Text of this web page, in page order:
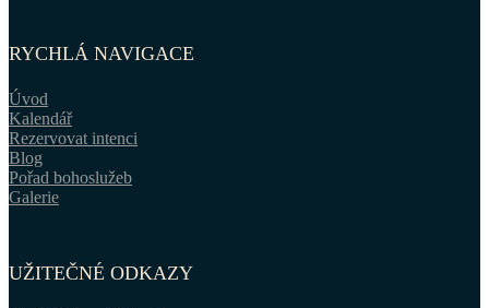
RYCHLÁ NAVIGACE
Úvod
Kalendář
Rezervovat intenci
Blog
Pořad bohoslužeb
Galerie
UŽITEČNÉ ODKAZY